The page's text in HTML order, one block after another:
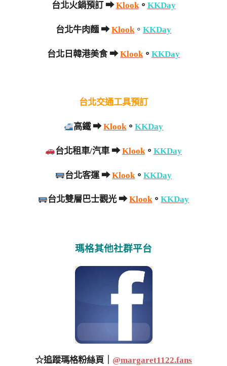
台北火鍋預訂 ➡Klook。 KKDay
台北牛肉麵➡Klook。 KKDay
台北日韓港美食 ➡Klook。 KKDay
台北交通工具預訂
高鐵 ➡Klook。KKDay
台北租車/汽車 ➡Klook。 KKDay
台北客運 ➡Klook 。KKDay
台北雙層巴士觀光 ➡Klook。KKDay
瑪格其他社群平台
☆追蹤瑪格粉絲頁｜ @margaret1122.fans